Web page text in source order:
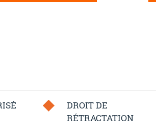
DROIT DE
RÉTRACTATION